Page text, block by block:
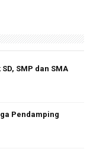
SMP dan SMA
Pendamping